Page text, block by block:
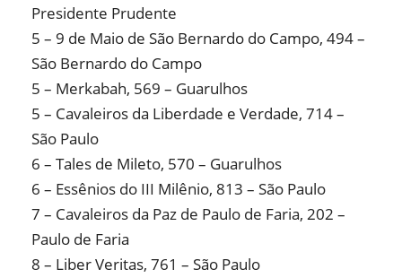
Presidente Prudente
5 – 9 de Maio de São Bernardo do Campo, 494 –
São Bernardo do Campo
5 – Merkabah, 569 – Guarulhos
5 – Cavaleiros da Liberdade e Verdade, 714 –
São Paulo
6 – Tales de Mileto, 570 – Guarulhos
6 – Essênios do III Milênio, 813 – São Paulo
7 – Cavaleiros da Paz de Paulo de Faria, 202 –
Paulo de Faria
8 – Liber Veritas, 761 – São Paulo